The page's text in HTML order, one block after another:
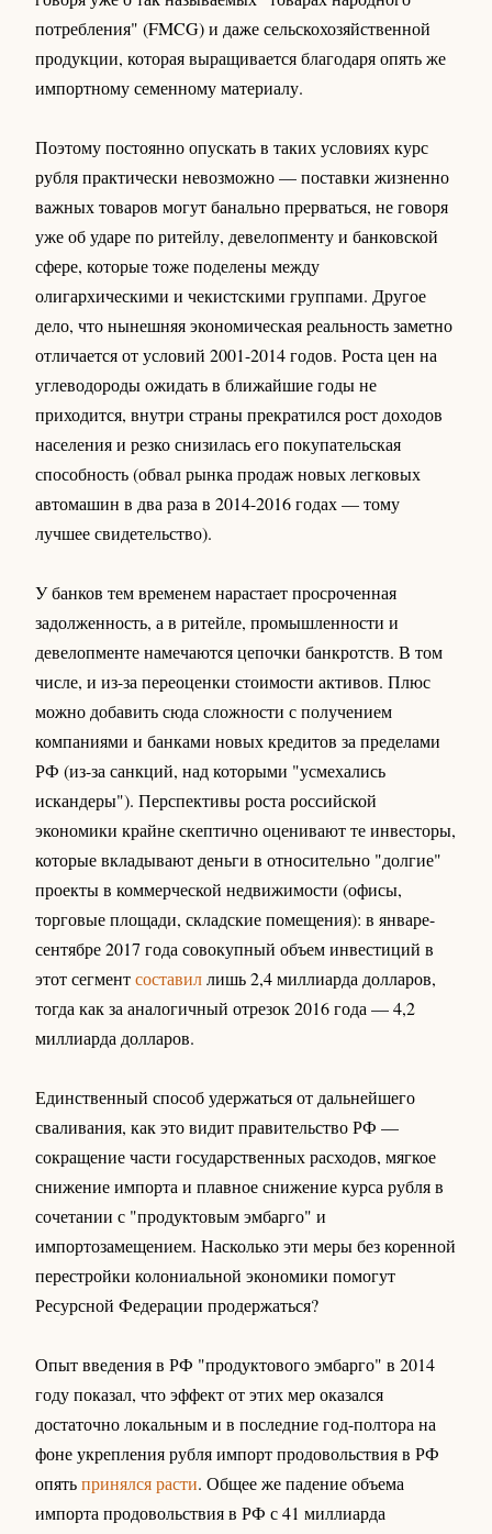
потребления" (FMCG) и даже сельскохозяйственной
продукции, которая выращивается благодаря опять же
импортному семенному материалу.
Поэтому постоянно опускать в таких условиях курс
рубля практически невозможно — поставки жизненно
важных товаров могут банально прерваться, не говоря
уже об ударе по ритейлу, девелопменту и банковской
сфере, которые тоже поделены между
олигархическими и чекистскими группами. Другое
дело, что нынешняя экономическая реальность заметно
отличается от условий 2001-2014 годов. Роста цен на
углеводороды ожидать в ближайшие годы не
приходится, внутри страны прекратился рост доходов
населения и резко снизилась его покупательская
способность (обвал рынка продаж новых легковых
автомашин в два раза в 2014-2016 годах — тому
лучшее свидетельство).
У банков тем временем нарастает просроченная
задолженность, а в ритейле, промышленности и
девелопменте намечаются цепочки банкротств. В том
числе, и из-за переоценки стоимости активов. Плюс
можно добавить сюда сложности с получением
компаниями и банками новых кредитов за пределами
РФ (из-за санкций, над которыми "усмехались
искандеры"). Перспективы роста российской
экономики крайне скептично оценивают те инвесторы,
которые вкладывают деньги в относительно "долгие"
проекты в коммерческой недвижимости (офисы,
торговые площади, складские помещения): в январе-
сентябре 2017 года совокупный объем инвестиций в
этот сегментсоставиллишь 2,4 миллиарда долларов,
тогда как за аналогичный отрезок 2016 года — 4,2
миллиарда долларов.
Единственный способ удержаться от дальнейшего
сваливания, как это видит правительство РФ —
сокращение части государственных расходов, мягкое
снижение импорта и плавное снижение курса рубля в
сочетании с "продуктовым эмбарго" и
импортозамещением. Насколько эти меры без коренной
перестройки колониальной экономики помогут
Ресурсной Федерации продержаться?
Опыт введения в РФ "продуктового эмбарго" в 2014
году показал, что эффект от этих мер оказался
достаточно локальным и в последние год-полтора на
фоне укрепления рубля импорт продовольствия в РФ
опятьпринялся расти. Общее же падение объема
импорта продовольствия в РФ с 41 миллиарда